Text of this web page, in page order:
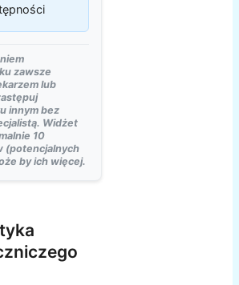
zawsze
lub
innym bez
Widżet
10
(potencjalnych
by ich więcej.